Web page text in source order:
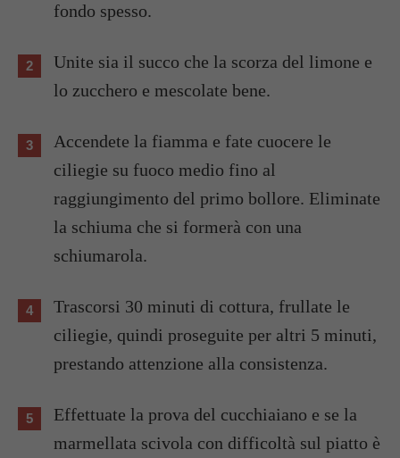
fondo spesso.
Unite sia il succo che la scorza del limone e
lo zucchero e mescolate bene.
Accendete la fiamma e fate cuocere le
ciliegie su fuoco medio fino al
raggiungimento del primo bollore. Eliminate
la schiuma che si formerà con una
schiumarola.
Trascorsi 30 minuti di cottura, frullate le
ciliegie, quindi proseguite per altri 5 minuti,
prestando attenzione alla consistenza.
Effettuate la prova del cucchiaiano e se la
marmellata scivola con difficoltà sul piatto è